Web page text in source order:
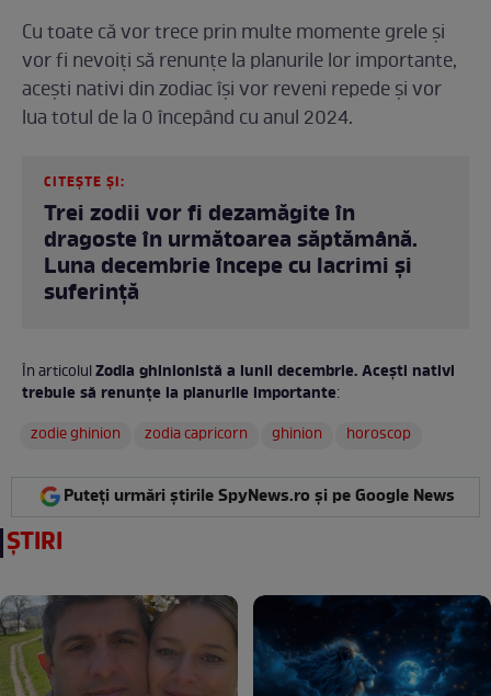
Cu toate că vor trece prin multe momente grele și
vor fi nevoiți să renunțe la planurile lor importante,
acești nativi din zodiac își vor reveni repede și vor
lua totul de la 0 începând cu anul 2024.
CITEȘTE ȘI:
Trei zodii vor fi dezamăgite în
dragoste în următoarea săptămână.
Luna decembrie începe cu lacrimi și
suferință
În articolulZodia ghinionistă a lunii decembrie. Acești nativi
trebuie să renunțe la planurile importante:
zodie ghinion
zodia capricorn ghinion horoscop
Puteți urmări știrile SpyNews.ro și pe Google News
ȘTIRI